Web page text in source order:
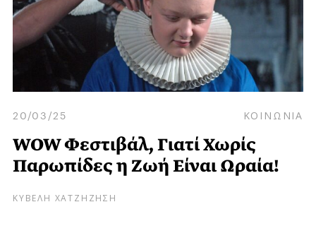
20/03/25 ΚΟΙΝΩΝΙΑ
WOW Φεστιβάλ, Γιατί Χωρίς
Παρωπίδες η Ζωή Είναι Ωραία!
ΚΥΒΕΛΗ ΧΑΤΖΗΖΗΣΗ